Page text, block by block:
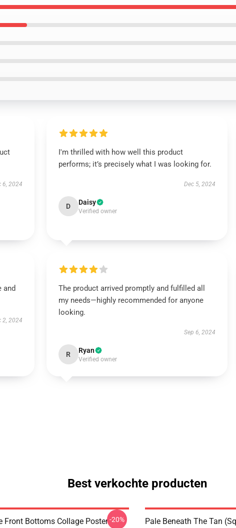
6, 2024
I'm thrilled with how well this product
performs; it’s precisely what I was looking for.
Dec 5, 2024
D Daisy
Verified owner
and
2, 2024
The product arrived promptly and fulfilled all
my needs—highly recommended for anyone
looking.
Sep 6, 2024
R Ryan
Verified owner
Best verkochte producten
Front Bottoms Collage Poster-20%
Pale Beneath The Tan